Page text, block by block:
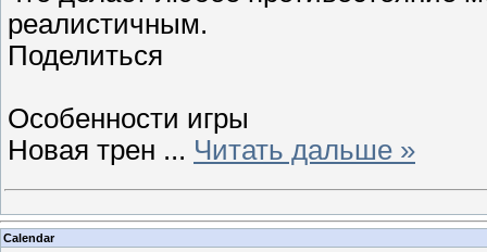
реалистичным.
Поделиться
Особенности игры
Новая трен ... Читать дальше »
Calendar